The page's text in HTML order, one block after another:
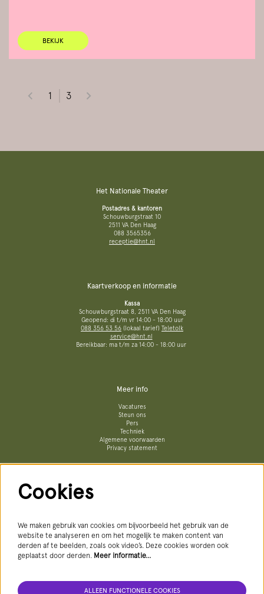
BEKIJK
1 3
Het Nationale Theater
Postadres & kantoren
Schouwburgstraat 10
2511 VA Den Haag
088 3565356
receptie@hnt.nl
Kaartverkoop en informatie
Kassa
Schouwburgstraat 8, 2511 VA Den Haag
Geopend: di t/m vr 14:00 - 18:00 uur
088 356 53 56 (lokaal tarief) Teletolk
service@hnt.nl
Bereikbaar: ma t/m za 14:00 - 18:00 uur
Meer info
Vacatures
Steun ons
Pers
Techniek
Algemene voorwaarden
Privacy statement
AANMELDEN NIEUWSBRIEF
Cookies
We maken gebruik van cookies om bijvoorbeeld het gebruik van de
website te analyseren en om het mogelijk te maken content van
derden af te beelden, zoals ook video’s. Deze cookies worden ook
geplaatst door derden. Meer informatie…
ALLEEN FUNCTIONELE COOKIES